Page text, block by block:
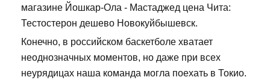
магазине Йошкар-Ола - Мастаджед цена Чита:
Тестостерон дешево Новокуйбышевск.
Конечно, в российском баскетболе хватает
неоднозначных моментов, но даже при всех
неурядицах наша команда могла поехать в Токио.